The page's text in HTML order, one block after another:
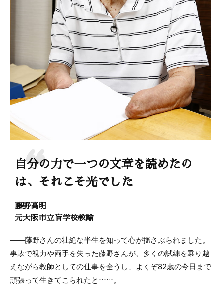
自分の力で一つの文章を読めたの
は、それこそ光でした
藤野高明
元大阪市立盲学校教諭
――藤野さんの壮絶な半生を知って心が揺さぶられました。
事故で視力や両手を失った藤野さんが、多くの試練を乗り越
えながら教師としての仕事を全うし、よくぞ82歳の今日まで
頑張って生きてこられたと……。